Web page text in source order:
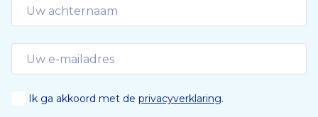
Ik ga akkoord met de privacyverklaring.